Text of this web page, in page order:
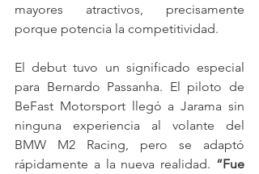
mayores atractivos, precisamente
porque potencia la competitividad.
El debut tuvo un significado especial
para Bernardo Passanha. El piloto de
BeFast Motorsport llegó a Jarama sin
ninguna experiencia al volante del
BMW M2 Racing, pero se adaptó
rápidamente a la nueva realidad. “Fue